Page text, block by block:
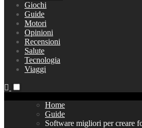
Giochi
Guide
Motori
Opinioni
Recensioni
Salute
Tecnologia
Viaggi
Home
Guide
Software migliori per creare